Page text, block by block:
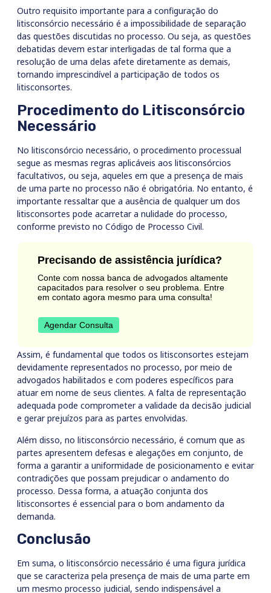
Outro requisito importante para a configuração do
litisconsórcio necessário é a impossibilidade de separação
das questões discutidas no processo. Ou seja, as questões
debatidas devem estar interligadas de tal forma que a
resolução de uma delas afete diretamente as demais,
tornando imprescindível a participação de todos os
litisconsortes.
Procedimento do Litisconsórcio
Necessário
No litisconsórcio necessário, o procedimento processual
segue as mesmas regras aplicáveis aos litisconsórcios
facultativos, ou seja, aqueles em que a presença de mais
de uma parte no processo não é obrigatória. No entanto, é
importante ressaltar que a ausência de qualquer um dos
litisconsortes pode acarretar a nulidade do processo,
conforme previsto no Código de Processo Civil.
Precisando de assistência jurídica?
Conte com nossa banca de advogados altamente
capacitados para resolver o seu problema. Entre
em contato agora mesmo para uma consulta!
Agendar Consulta
Assim, é fundamental que todos os litisconsortes estejam
devidamente representados no processo, por meio de
advogados habilitados e com poderes específicos para
atuar em nome de seus clientes. A falta de representação
adequada pode comprometer a validade da decisão judicial
e gerar prejuízos para as partes envolvidas.
Além disso, no litisconsórcio necessário, é comum que as
partes apresentem defesas e alegações em conjunto, de
forma a garantir a uniformidade de posicionamento e evitar
contradições que possam prejudicar o andamento do
processo. Dessa forma, a atuação conjunta dos
litisconsortes é essencial para o bom andamento da
demanda.
Conclusão
Em suma, o litisconsórcio necessário é uma figura jurídica
que se caracteriza pela presença de mais de uma parte em
um mesmo processo judicial, sendo indispensável a